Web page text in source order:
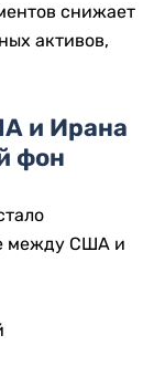
снижает
активов,
и Ирана
фон
между США и